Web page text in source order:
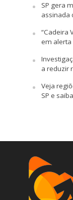
SP gera
assinada
“Cadeira
em alerta
a reduzir
Veja
SP e